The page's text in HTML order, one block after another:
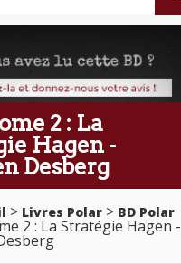
2 : La
Hagen -
Desberg
Livres Polar BD Polar
2 : La Stratégie Hagen -